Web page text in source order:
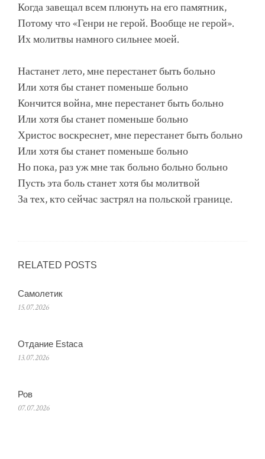
Когда завещал всем плюнуть на его памятник,
Потому что «Генри не герой. Вообще не герой».
Их молитвы намного сильнее моей.
Настанет лето, мне перестанет быть больно
Или хотя бы станет поменьше больно
Кончится война, мне перестанет быть больно
Или хотя бы станет поменьше больно
Христос воскреснет, мне перестанет быть больно
Или хотя бы станет поменьше больно
Но пока, раз уж мне так больно больно больно
Пусть эта боль станет хотя бы молитвой
За тех, кто сейчас застрял на польской границе.
RELATED POSTS
Самолетик
15.07.2026
Отдание Estaca
13.07.2026
Ров
07.07.2026